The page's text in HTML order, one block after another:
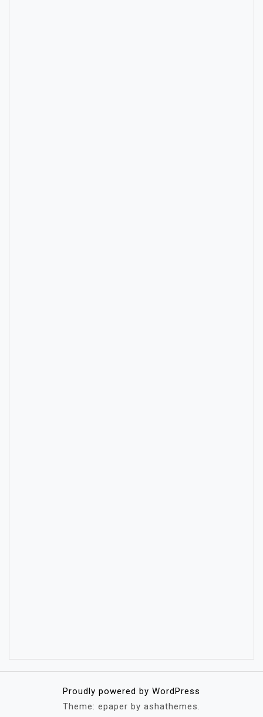
Proudly powered by WordPress
Theme: epaper by ashathemes.